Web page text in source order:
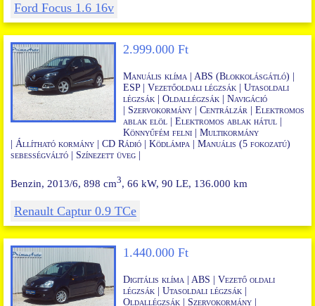
Ford Focus 1.6 16v
2.999.000 Ft
Manuális klíma | ABS (Blokkolásgátló) |
ESP
Vezetőoldali légzsák | Utasoldali
légzsák | Oldallégzsák | Navigáció
Szervokormány | Centrálzár | Elektromos
ablak elöl
Elektromos ablak hátul
Könnyűfém felni
Multikormány
Állítható kormány | CD Rádió | Ködlámpa
Manuális (5 fokozatú)
sebességváltó | Színezett üveg
Benzin, 2013/6, 898 cm3, 66 kW, 90 LE, 136.000 km
Renault Captur 0.9 TCe
1.440.000 Ft
Digitális klíma | ABS
Vezető oldali
légzsák | Utasoldali légzsák |
Oldallégzsák | Szervokormány |